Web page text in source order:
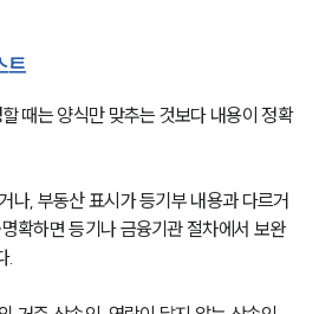
트
때는 양식만 맞추는 것보다 내용이 정확
나, 부동산 표시가 등기부 내용과 다르거
확하면 등기나 금융기관 절차에서 보완
.